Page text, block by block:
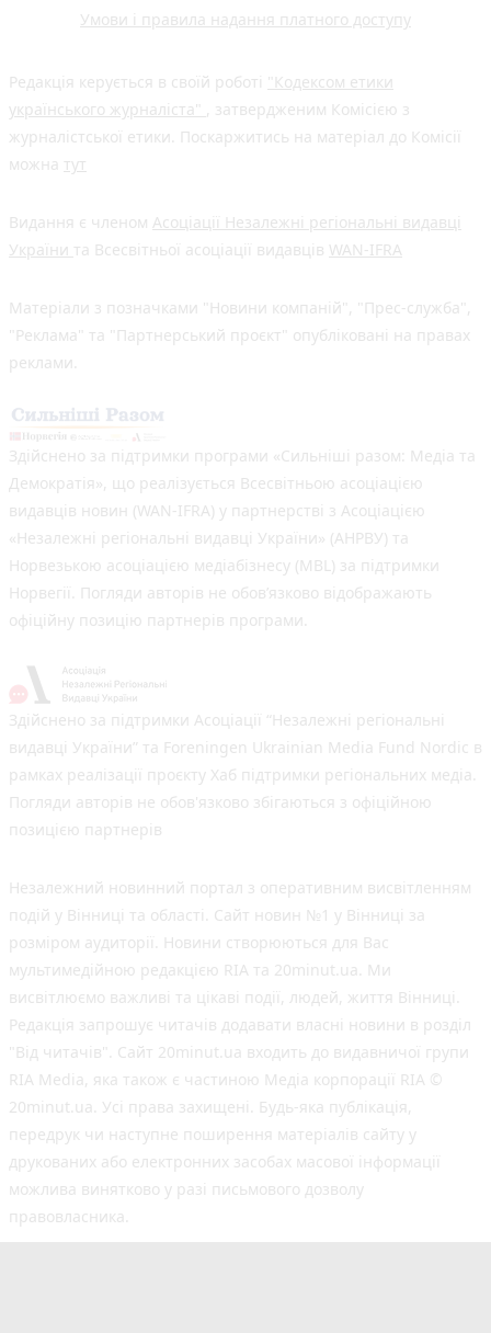
Умови і правила надання платного доступу
Редакція керується в своїй роботі "Кодексом етики
українського журналіста" , затвердженим Комісією з
журналістської етики. Поскаржитись на матеріал до Комісії
можна тут
Видання є членом Асоціації Незалежні регіональні видавці
України та Всесвітньої асоціації видавців WAN-IFRA
Матеріали з позначками "Новини компаній", "Прес-служба",
"Реклама" та "Партнерський проєкт" опубліковані на правах
реклами.
Здійснено за підтримки програми «Сильніші разом: Медіа та
Демократія», що реалізується Всесвітньою асоціацією
видавців новин (WAN-IFRA) у партнерстві з Асоціацією
«Незалежні регіональні видавці України» (АНРВУ) та
Норвезькою асоціацією медіабізнесу (MBL) за підтримки
Норвегії. Погляди авторів не обов’язково відображають
офіційну позицію партнерів програми.
Здійснено за підтримки Асоціації “Незалежні регіональні
видавці України” та Foreningen Ukrainian Media Fund Nordic в
рамках реалізації проєкту Хаб підтримки регіональних медіа.
Погляди авторів не обов'язково збігаються з офіційною
позицією партнерів
Незалежний новинний портал з оперативним висвітленням
подій у Вінниці та області. Сайт новин №1 у Вінниці за
розміром аудиторії. Новини створюються для Вас
мультимедійною редакцією RIA та 20minut.ua. Ми
висвітлюємо важливі та цікаві події, людей, життя Вінниці.
Редакція запрошує читачів додавати власні новини в розділ
"Від читачів". Сайт 20minut.ua входить до видавничої групи
RIA Media, яка також є частиною Медіа корпорації RIA ©
20minut.ua. Усі права захищені. Будь-яка публiкацiя,
передрук чи наступне поширення матеріалів сайту у
друкованих або електронних засобах масової інформації
можлива винятково у разі письмового дозволу
правовласника.